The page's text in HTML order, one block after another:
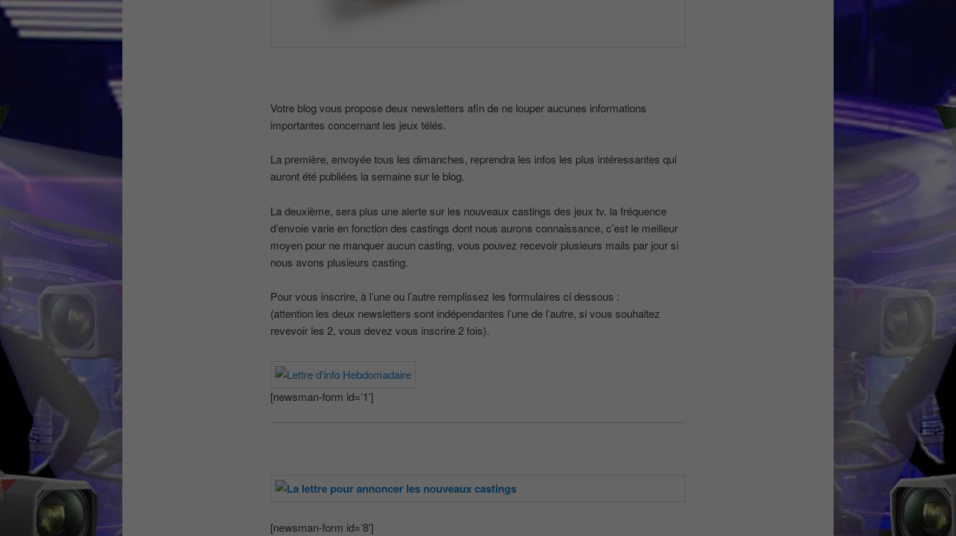
Votre blog vous propose deux newsletters afin de ne louper aucunes informations
importantes concernant les jeux télés.
La première, envoyée tous les dimanches, reprendra les infos les plus intéressantes qui
auront été publiées la semaine sur le blog.
La deuxième, sera plus une alerte sur les nouveaux castings des jeux tv, la fréquence
d’envoie varie en fonction des castings dont nous aurons connaissance, c’est le meilleur
moyen pour ne manquer aucun casting, vous pouvez recevoir plusieurs mails par jour si
nous avons plusieurs casting.
Pour vous inscrire, à l’une ou l’autre remplissez les formulaires ci dessous :
(attention les deux newsletters sont indépendantes l’une de l’autre, si vous souhaitez
revevoir les 2, vous devez vous inscrire 2 fois).
[newsman-form id=’1′]
[newsman-form id=’8′]